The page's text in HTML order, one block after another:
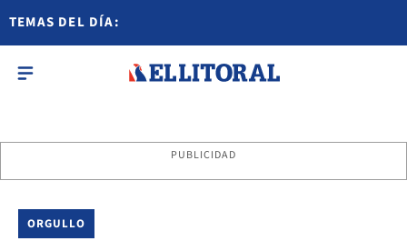
TEMAS DEL DÍA:
PUBLICIDAD
ORGULLO